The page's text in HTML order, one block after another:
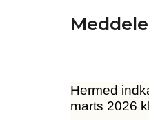
Hermed
marts 2026